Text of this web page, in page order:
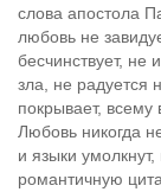
слова апостола
любовь не
бесчинствует, не
зла, не радуется
покрывает, всему
Любовь никогда
и языки
романтичную